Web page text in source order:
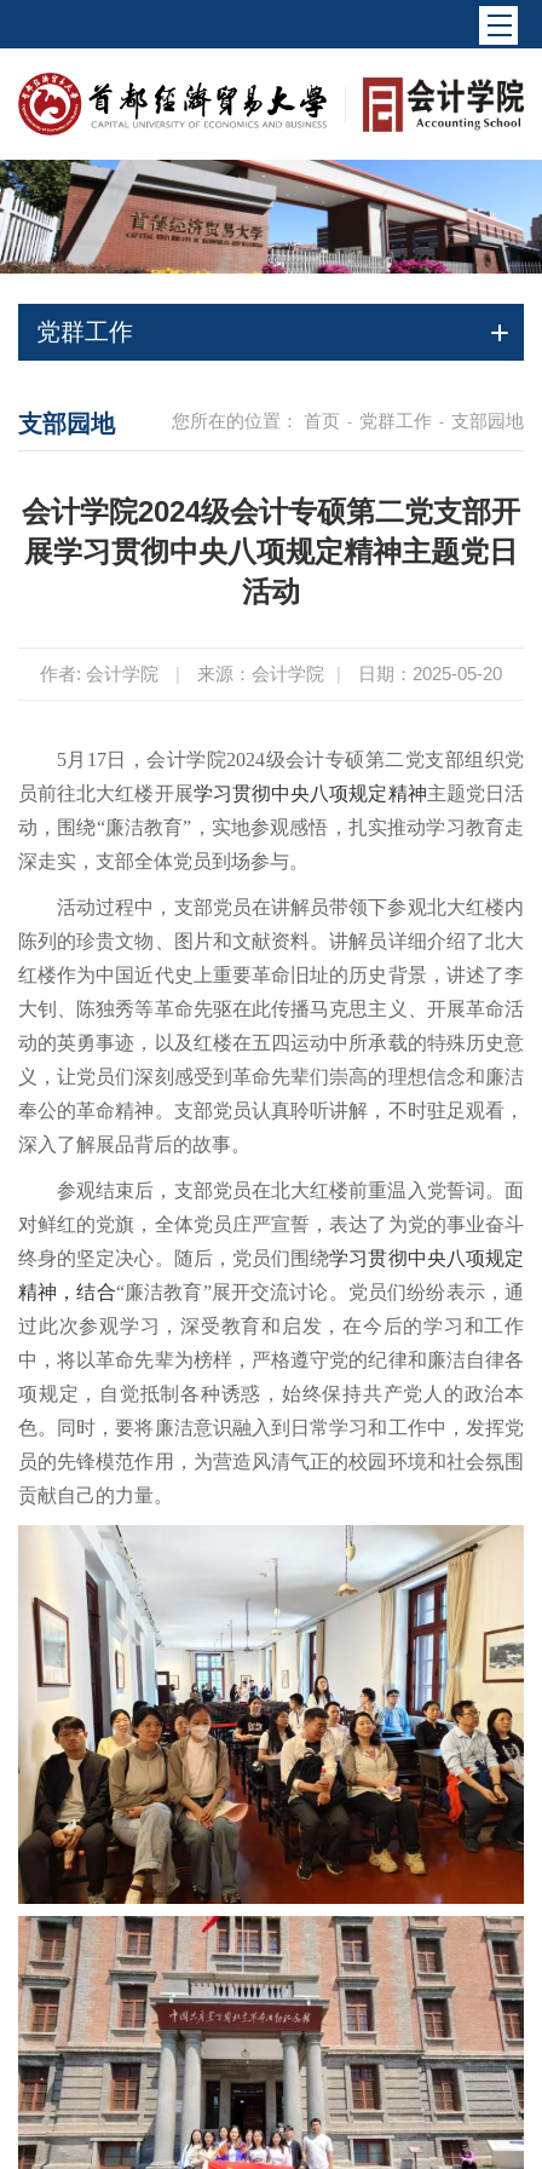
党群工作
您所在的位置： 首页 - 党群工作 - 支部园地
支部园地
会计学院2024级会计专硕第二党支部开
展学习贯彻中央八项规定精神主题党日
活动
作者: 会计学院 | 来源：会计学院 | 日期：2025-05-20
5月17日，会计学院2024级会计专硕第二党支部组织党
员前往北大红楼开展学习贯彻中央八项规定精神主题党日活
动，围绕“廉洁教育”，实地参观感悟，扎实推动学习教育走
深走实，支部全体党员到场参与。
活动过程中，支部党员在讲解员带领下参观北大红楼内
陈列的珍贵文物、图片和文献资料。讲解员详细介绍了北大
红楼作为中国近代史上重要革命旧址的历史背景，讲述了李
大钊、陈独秀等革命先驱在此传播马克思主义、开展革命活
动的英勇事迹，以及红楼在五四运动中所承载的特殊历史意
义，让党员们深刻感受到革命先辈们崇高的理想信念和廉洁
奉公的革命精神。支部党员认真聆听讲解，不时驻足观看，
深入了解展品背后的故事。
参观结束后，支部党员在北大红楼前重温入党誓词。面
对鲜红的党旗，全体党员庄严宣誓，表达了为党的事业奋斗
终身的坚定决心。随后，党员们围绕学习贯彻中央八项规定
精神，结合“廉洁教育”展开交流讨论。党员们纷纷表示，通
过此次参观学习，深受教育和启发，在今后的学习和工作
中，将以革命先辈为榜样，严格遵守党的纪律和廉洁自律各
项规定，自觉抵制各种诱惑，始终保持共产党人的政治本
色。同时，要将廉洁意识融入到日常学习和工作中，发挥党
员的先锋模范作用，为营造风清气正的校园环境和社会氛围
贡献自己的力量。